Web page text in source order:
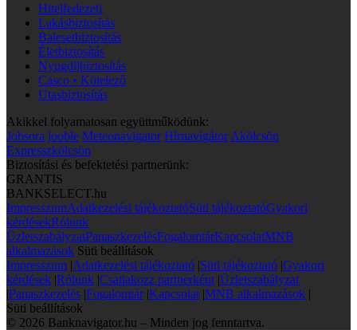
Hitelfedezeti
Lakásbiztosítás
Balesetbiztosítás
Életbiztosítás
Nyugdíjbiztosítás
Casco • Kötelező
Utasbiztosítás
Akikkel folyamatosan együttműködünk:
Jobsora jooble Meteonavigator Hírnavigátor Akölcsön
Expresszkölcsön
Biztosítási és befektetési partnerünk:
GRANTIS
BANKSELECT.hu
ImpresszumAdatkezelési tájékoztatóSüti tájékoztatóGyakori
kérdésekRólunk
ÜzletszabályzatPanaszkezelésFogalomtárKapcsolatMNB
alkalmazások Süti beállítások
Impresszum |Adatkezelési tájékoztató |Süti tájékoztató |Gyakori
kérdések |Rólunk |Csatlakozz partnerként |Üzletszabályzat
|Panaszkezelés |Fogalomtár |Kapcsolat |MNB alkalmazások |
Süti beállítások
© 2026 Banknavigator.hu – Minden jog fenntartva.